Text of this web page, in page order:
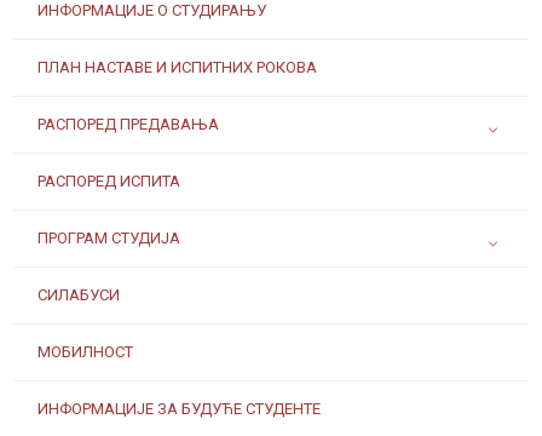
ИНФОРМАЦИЈЕ О СТУДИРАЊУ
ПЛАН НАСТАВЕ И ИСПИТНИХ РОКОВА
РАСПОРЕД ПРЕДАВАЊА
РАСПОРЕД ИСПИТА
ПРОГРАМ СТУДИЈА
СИЛАБУСИ
МОБИЛНОСТ
ИНФОРМАЦИЈЕ ЗА БУДУЋЕ СТУДЕНТЕ